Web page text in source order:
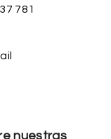
781
nuestras